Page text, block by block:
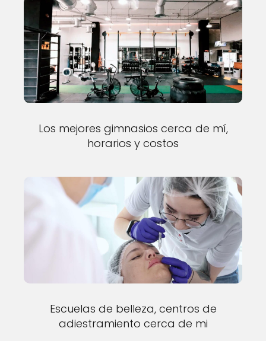
Los mejores gimnasios cerca de mí,
horarios y costos
Escuelas de belleza, centros de
adiestramiento cerca de mi